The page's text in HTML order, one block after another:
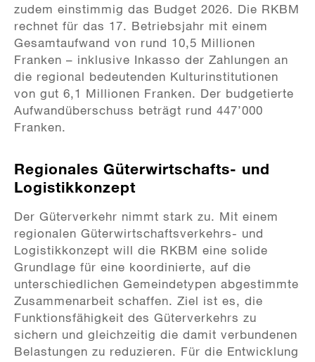
zudem einstimmig das Budget 2026. Die RKBM
rechnet für das 17. Betriebsjahr mit einem
Gesamtaufwand von rund 10,5 Millionen
Franken – inklusive Inkasso der Zahlungen an
die regional bedeutenden Kulturinstitutionen
von gut 6,1 Millionen Franken. Der budgetierte
Aufwandüberschuss beträgt rund 447’000
Franken.
Regionales Güterwirtschafts- und
Logistikkonzept
Der Güterverkehr nimmt stark zu. Mit einem
regionalen Güterwirtschaftsverkehrs- und
Logistikkonzept will die RKBM eine solide
Grundlage für eine koordinierte, auf die
unterschiedlichen Gemeindetypen abgestimmte
Zusammenarbeit schaffen. Ziel ist es, die
Funktionsfähigkeit des Güterverkehrs zu
sichern und gleichzeitig die damit verbundenen
Belastungen zu reduzieren. Für die Entwicklung